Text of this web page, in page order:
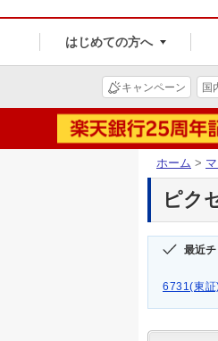
はじめての方へ
キャンペーン 国
ホーム >
ピク
最近
6731(東証